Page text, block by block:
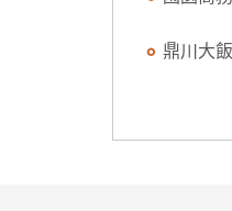
鼎川大